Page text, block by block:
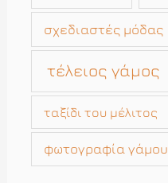
σχεδιαστές μόδας
τέλειος γάμος
ταξίδι του μέλιτος
φωτογραφία γάμου